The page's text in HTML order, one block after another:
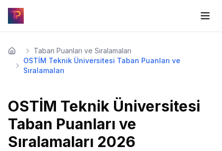
Taban Puanları ve Sıralamaları
OSTİM Teknik Üniversitesi Taban Puanları ve
Sıralamaları
OSTİM Teknik Üniversitesi
Taban Puanları ve
Sıralamaları 2026